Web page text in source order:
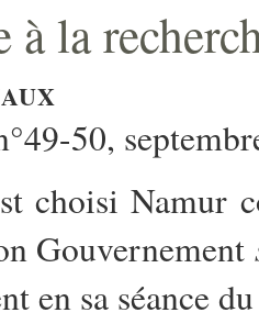
la
50,
choisi Namur
Gouvernement
en sa séance